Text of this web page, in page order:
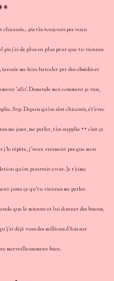
chicanés... pis t'es toujours pas venu
pis j'ai de plus en plus peur que tu viennes
me faire harceler par des obsédés et
'allo'. Demande moi comment je vais,
Svp. Depuis qu'on s'est chicanés, s't'avec
me jaser, me parler, t'en supplie ** c'est ça
j'le répète, j'veux vraiment pas que mon
qu'on pourrait avoir. Je t'aime
juste ça qu'tu viennes me parler.
que la mienne et lui donner des bisous,
déjà vues des millions d'fois sur
merveilleusement bien.